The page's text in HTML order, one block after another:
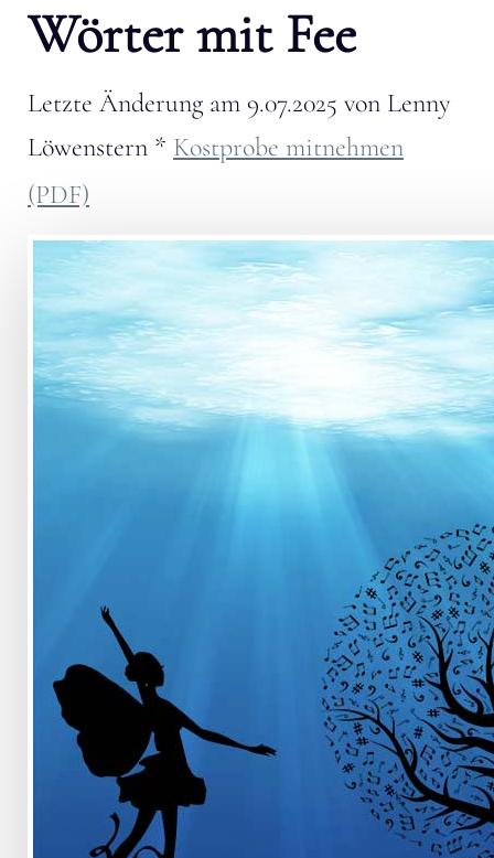
Wörter mit Fee
Letzte Änderung am 9.07.2025 von Lenny
Löwenstern * Kostprobe mitnehmen
(PDF)